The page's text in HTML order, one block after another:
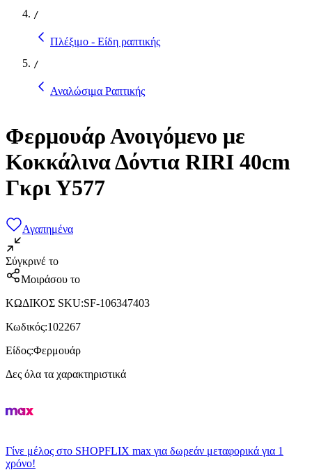
/
Πλέξιμο - Είδη ραπτικής
/
Αναλώσιμα Ραπτικής
Φερμουάρ Ανοιγόμενο με
Κοκκάλινα Δόντια RIRI 40cm
Γκρι Υ577
Αγαπημένα
Σύγκρινέ το
Μοιράσου το
ΚΩΔΙΚΟΣ SKU:SF-106347403
Κωδικός:102267
Είδος:Φερμουάρ
Δες όλα τα χαρακτηριστικά
Γίνε μέλος στο SHOPFLIX max για δωρεάν μεταφορικά για 1
χρόνο!